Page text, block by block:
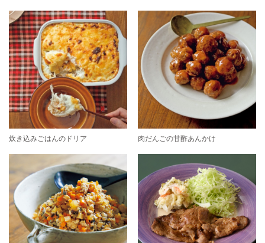
炊き込みごはんのドリア 肉だんごの甘酢あんかけ